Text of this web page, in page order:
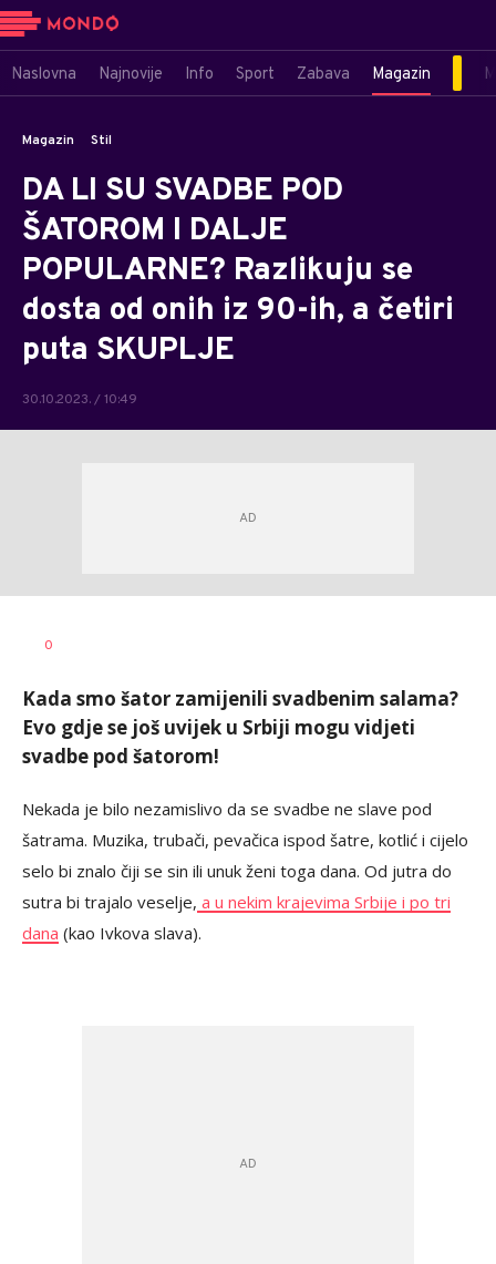
Naslovna Najnovije Info Sport Zabava Magazin
Magazin Stil
DA LI SU SVADBE POD
ŠATOROM I DALJE
POPULARNE? Razlikuju se
dosta od onih iz 90-ih, a četiri
puta SKUPLJE
30.10.2023. / 10:49
AUTOR
0
Kada smo šator zamijenili svadbenim salama?
Evo gdje se još uvijek u Srbiji mogu vidjeti
svadbe pod šatorom!
Nekada je bilo nezamislivo da se svadbe ne slave pod
šatrama. Muzika, trubači, pevačica ispod šatre, kotlić i cijelo
selo bi znalo čiji se sin ili unuk ženi toga dana. Od jutra do
sutra bi trajalo veselje, a u nekim krajevima Srbije i po tri
dana (kao Ivkova slava).